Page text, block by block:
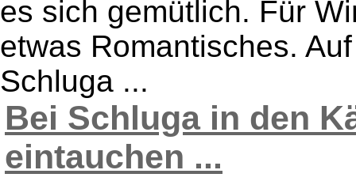
es sich gemütlich. Für
etwas Romantisches.
Schluga ...
Bei Schluga in den
eintauchen ...